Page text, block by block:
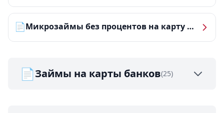
📄 Микрозаймы без процентов на карту — ТОП-10 за 2026 год
📄Займы на карты банков(25)